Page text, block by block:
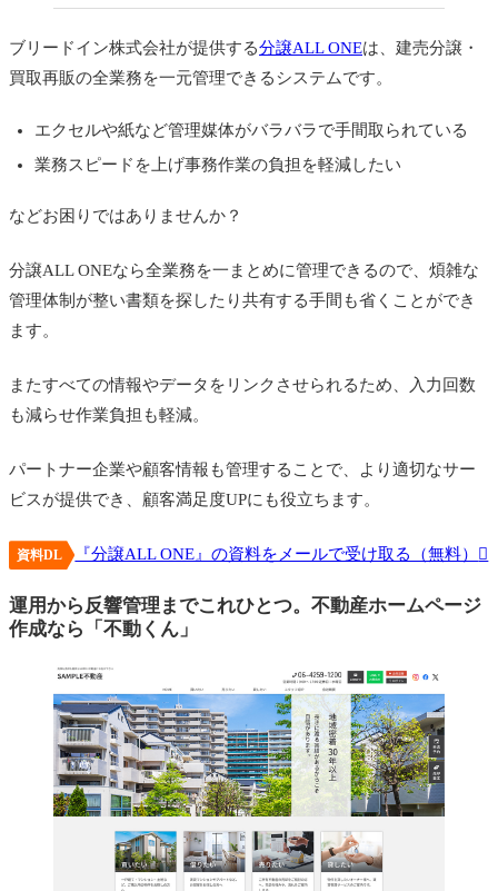
ブリードイン株式会社が提供する分譲ALL ONEは、建売分譲・
買取再販の全業務を一元管理できるシステムです。
エクセルや紙など管理媒体がバラバラで手間取られている
業務スピードを上げ事務作業の負担を軽減したい
などお困りではありませんか？
分譲ALL ONEなら全業務を一まとめに管理できるので、煩雑な
管理体制が整い書類を探したり共有する手間も省くことができ
ます。
またすべての情報やデータをリンクさせられるため、入力回数
も減らせ作業負担も軽減。
パートナー企業や顧客情報も管理することで、より適切なサー
ビスが提供でき、顧客満足度UPにも役立ちます。
資料DL 『分譲ALL ONE』の資料をメールで受け取る（無料）
運用から反響管理までこれひとつ。不動産ホームページ
作成なら「不動くん」